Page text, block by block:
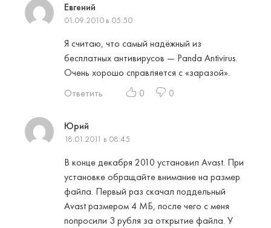
Евгений
01.09.2010 в 05:50
Я считаю, что самый надёжный из
бесплатных антивирусов — Panda Antivirus.
Очень хорошо справляется с «заразой».
Ответить
0 0
Юрий
18.01.2011 в 08:45
В конце декабря 2010 установил Avast. При
установке обращайте внимание на размер
файла. Первый раз скачал поддельный
Avast размером 4 МБ, после чего с меня
попросили 3 рубля за открытие файла. У